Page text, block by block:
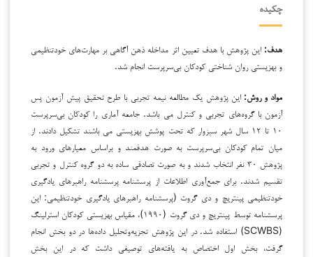
چکیده
هدف: این پژوهش با هدف تعیین اثر مداخله ذهن آگاهی بر مهارت‌های خودتنظیمی
و بهزیستی روان شناختی کودکان بی‌سرپرست انجام شد.
مواد و روش: این پژوهش یک مطالعه نیمه تجربی با طرح تحقیق پیش آزمون پس
آزمون با گروه‌های تجربی و کنترل می باشد. جامعه آماری را کودکان بی‌سرپرست
۱۰ تا ۱۲ سال شهر سبزوار که تحت پوشش بهزیستی می باشند تشکیل دادند. از
میان تمام کودکان بی‌سرپرست به صورت هدفمند و براساس معیارهای ورود به
پژوهش ۳۰ نفر انتخاب شدند و به صورت تصادفی ساده به دو گروه کنترل و تجربی
تقسیم شدند. برای جمع‌آوری اطلاعات از پرسشنامه پرسشنامه راهبرهای یادگیری
خودتنظیمی پینتریچ و دی گروت (پرسشنامه راهبرهای یادگیری خودتنظیمی: این
پرسشنامه توسط پینتریچ و دی گروت (۱۹۹۰)، مقیاس بهزیستی کودکان استرلینگ
(SCWBS) استفاده شد. در این پژوهش تجزیه‌وتحلیل داده‌ها در دو بخش انجام
گرفت، بخش اول اختصاص به یافته‌های توصیفی داشت که در این بخش